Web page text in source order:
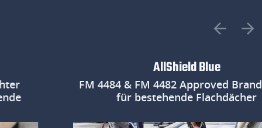
AllShield Blue
FM 4484 & FM 4482 Approved Brandschutz
für bestehende Flachdächer